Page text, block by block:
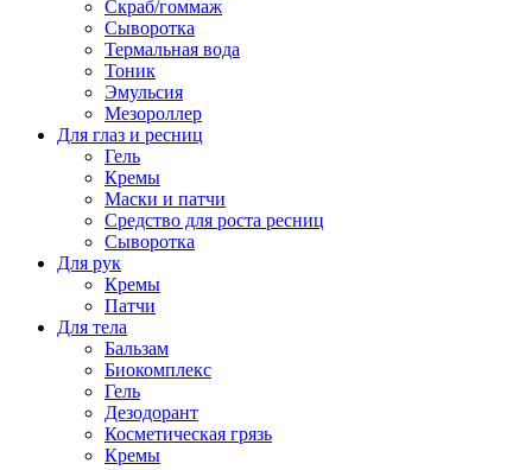
Скраб/гоммаж
Сыворотка
Термальная вода
Тоник
Эмульсия
Мезороллер
Для глаз и ресниц
Гель
Кремы
Маски и патчи
Средство для роста ресниц
Сыворотка
Для рук
Кремы
Патчи
Для тела
Бальзам
Биокомплекс
Гель
Дезодорант
Косметическая грязь
Кремы